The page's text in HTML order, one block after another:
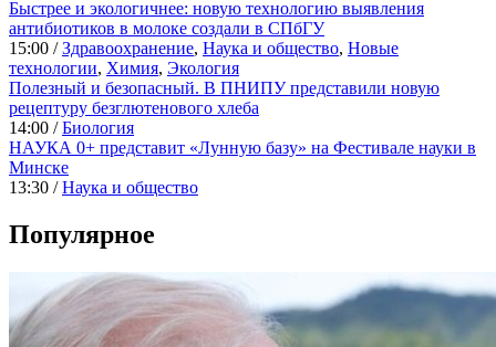
Быстрее и экологичнее: новую технологию выявления
антибиотиков в молоке создали в СПбГУ
15:00 /Здравоохранение, Наука и общество, Новые
технологии, Химия, Экология
Полезный и безопасный. В ПНИПУ представили новую
рецептуру безглютенового хлеба
14:00 /Биология
НАУКА 0+ представит «Лунную базу» на Фестивале науки в
Минске
13:30 /Наука и общество
Популярное